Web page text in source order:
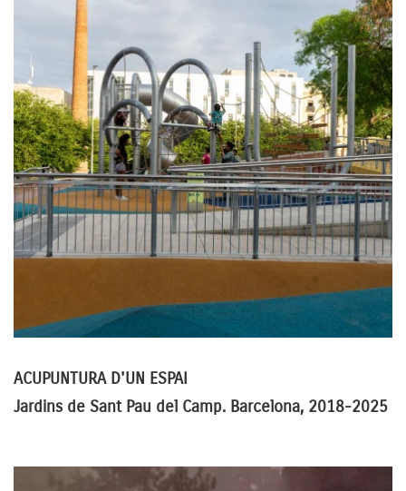
ACUPUNTURA D'UN ESPAI
Jardins de Sant Pau del Camp. Barcelona, 2018-2025